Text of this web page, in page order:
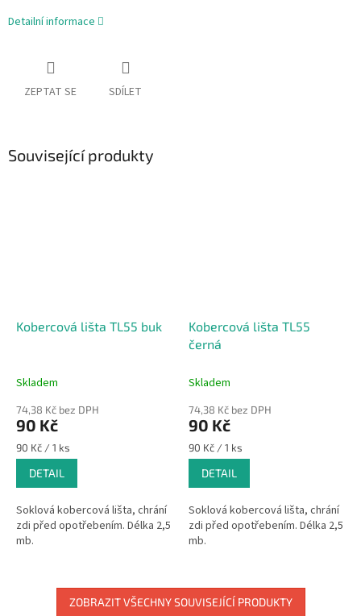
Detailní informace
ZEPTAT SE SDÍLET
Související produkty
Kobercová lišta TL55 buk
Skladem
74,38 Kč bez DPH
90 Kč
Měrná
cena:
90 Kč / 1 ks
DETAIL
Soklová kobercová lišta, chrání
zdi před opotřebením. Délka 2,5
mb.
Kobercová lišta TL55
černá
Skladem
74,38 Kč bez DPH
90 Kč
Měrná
cena:
90 Kč / 1 ks
DETAIL
Soklová kobercová lišta, chrání
zdi před opotřebením. Délka 2,5
mb.
ZOBRAZIT VŠECHNY SOUVISEJÍCÍ PRODUKTY